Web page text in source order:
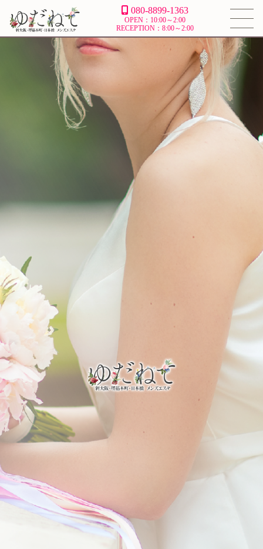
080-8899-1363
OPEN：10:00～2:00
RECEPTION：8:00～2:00